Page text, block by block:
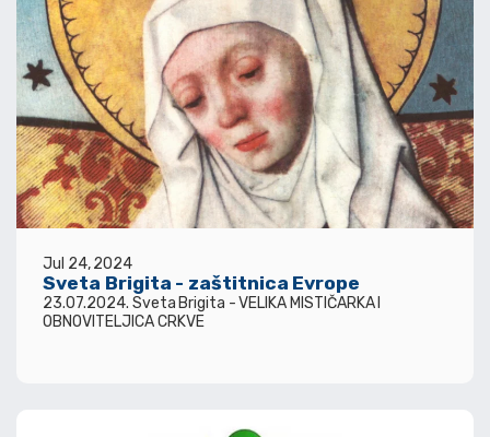
Jul 24, 2024
Sveta Brigita - zaštitnica Evrope
23.07.2024. Sveta Brigita - VELIKA MISTIČARKA I
OBNOVITELJICA CRKVE